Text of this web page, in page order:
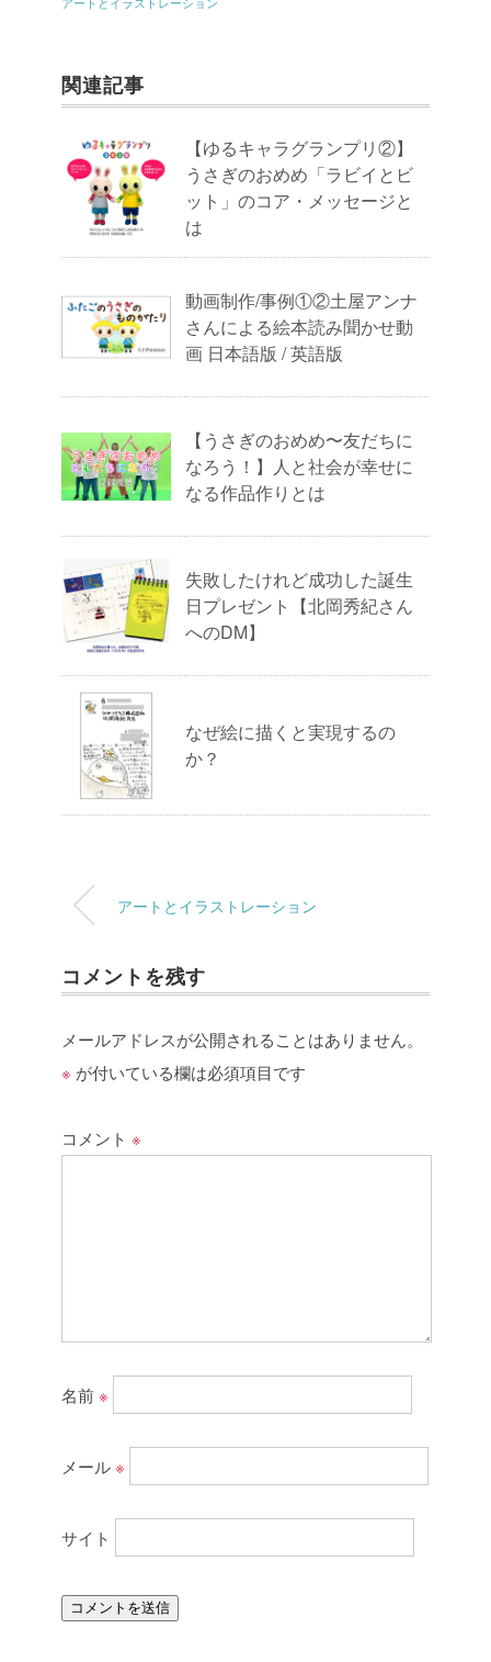
関連記事
【ゆるキャラグランプリ②】
うさぎのおめめ「ラビイとビ
ット」のコア・メッセージと
は
動画制作/事例①②土屋アンナ
さんによる絵本読み聞かせ動
画 日本語版 / 英語版
【うさぎのおめめ〜友だちに
なろう！】人と社会が幸せに
なる作品作りとは
失敗したけれど成功した誕生
日プレゼント【北岡秀紀さん
へのDM】
なぜ絵に描くと実現するの
か？
アートとイラストレーション
コメントを残す
メールアドレスが公開されることはありません。
※ が付いている欄は必須項目です
コメント ※
名前※
メール※
サイト